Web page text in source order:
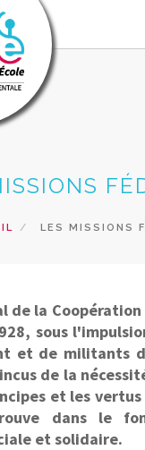
LES MISSIONS
de la Coopération
sous
et de militants
de la
et les
dans le
et solidaire.